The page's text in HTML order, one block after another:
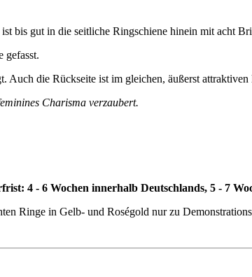
bis gut in die seitliche Ringschiene hinein mit acht
gefasst.
die Rückseite ist im gleichen, äußerst attraktiven
Charisma verzaubert.
4 - 6 Wochen innerhalb Deutschlands, 5 - 7
Ringe in Gelb- und Roségold nur zu